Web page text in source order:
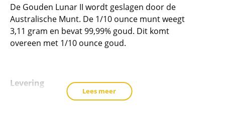
product
toe
te
voegen
De Gouden Lunar II wordt geslagen door de
Australische Munt. De 1/10 ounce munt weegt
3,11 gram en bevat 99,99% goud. Dit komt
overeen met 1/10 ounce goud.
Levering
De munt wordt geleverd in een plastic
Lees meer